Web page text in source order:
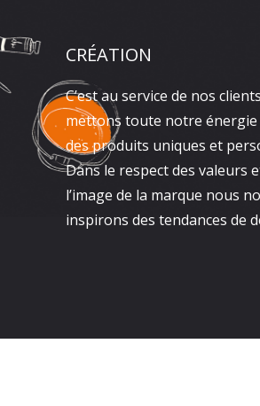
CRÉATION
C’est au service de nos
mettons toute notre
des produits uniques et
Dans le respect des valeurs
l’image de la marque nous
inspirons des tendances de